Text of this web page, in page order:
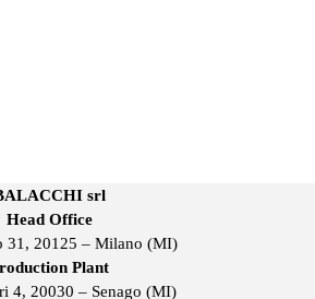
srl
Head Office
31, 20125 – Milano (MI)
Plant
4, 20030 – Senago (MI)